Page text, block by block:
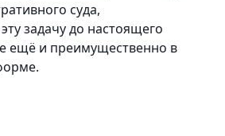
суда,
задачу до настоящего
ещё и преимущественно в